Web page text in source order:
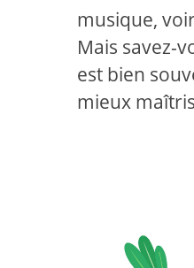
musique,
Mais savez-
est bien
mieux